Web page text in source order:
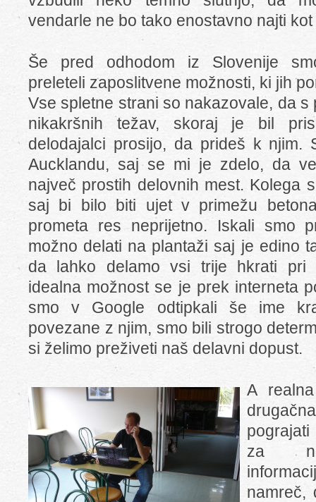
vendarle ne bo tako enostavno najti
Še pred odhodom iz Slovenije
preleteli zaposlitvene možnosti, ki jih
Vse spletne strani so nakazovale, da
nikakršnih težav, skoraj je bil
delodajalci prosijo, da prideš k njim.
Aucklandu, saj se mi je zdelo, da
največ prostih delovnih mest. Kolega
saj bi bilo biti ujet v primežu
prometa res neprijetno. Iskali smo
možno delati na plantaži saj je edino
da lahko delamo vsi trije hkrati pri
idealna možnost se je prek interneta
smo v Google odtipkali še ime
povezane z njim, smo bili strogo
si želimo preživeti naš delavni dopust.
A
za
namreč,